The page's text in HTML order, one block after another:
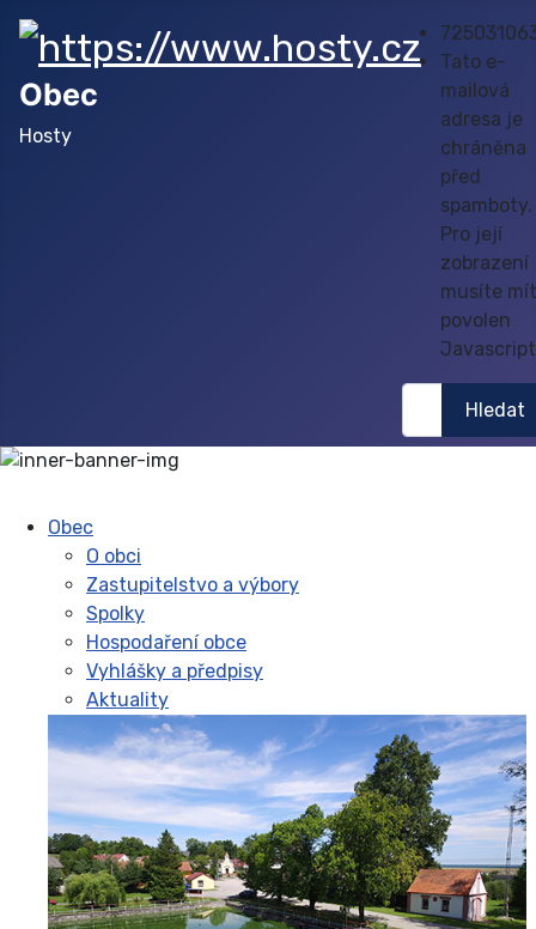
Obec
Hosty
Tato e-
mailová
adresa je
chráněna
před
spamboty.
Pro její
zobrazení
musíte mít
povolen
Hledat
Hledat
Obec
O obci
Zastupitelstvo a výbory
Spolky
Hospodaření obce
Vyhlášky a předpisy
Aktuality